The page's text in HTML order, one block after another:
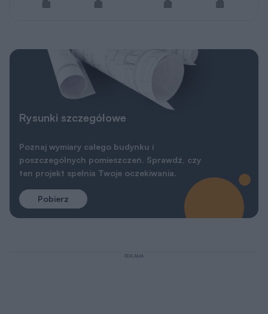
Rysunki szczegółowe
Poznaj wymiary całego budynku i
poszczególnych pomieszczeń. Sprawdź, czy
ten projekt spełnia Twoje oczekiwania.
Pobierz
REKLAMA